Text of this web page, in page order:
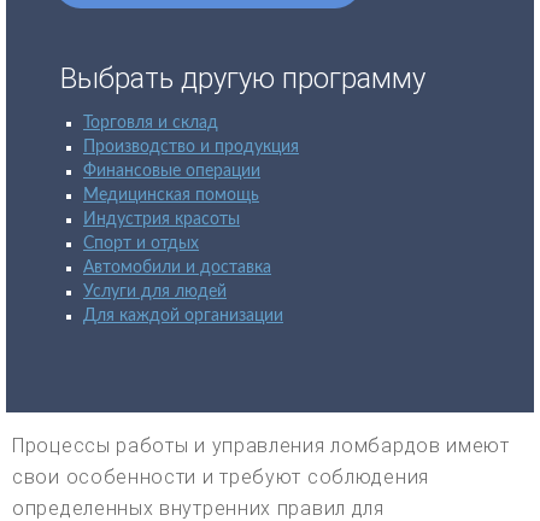
Выбрать другую программу
Торговля и склад
Производство и продукция
Финансовые операции
Медицинская помощь
Индустрия красоты
Спорт и отдых
Автомобили и доставка
Услуги для людей
Для каждой организации
Процессы работы и управления ломбардов имеют
свои особенности и требуют соблюдения
определенных внутренних правил для